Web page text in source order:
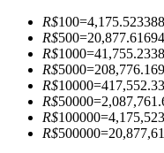
R$100=
R$500=
R$1000=
R$5000=
R$10000=
R$50000=
R$100000=
R$500000=